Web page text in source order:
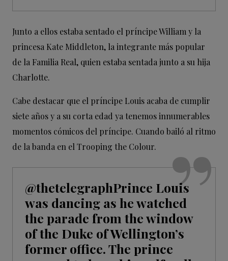
Junto a ellos estaba sentado el príncipe William y la
princesa Kate Middleton, la integrante más popular
de la Familia Real, quien estaba sentada junto a su hija
Charlotte.
Cabe destacar que el príncipe Louis acaba de cumplir
siete años y a su corta edad ya tenemos innumerables
momentos cómicos del príncipe. Cuando bailó al ritmo
de la banda en el Trooping the Colour.
@thetelegraphPrince Louis
was dancing as he watched
the parade from the window
of the Duke of Wellington’s
former office. The prince